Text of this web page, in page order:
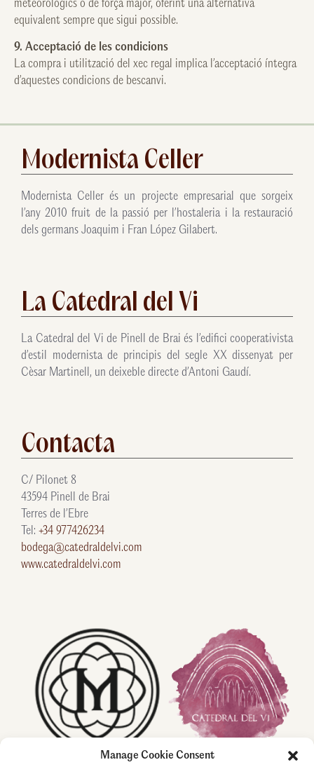
Manage Cookie Consent
meteorològics o de força major, oferint una alternativa
equivalent sempre que sigui possible.
9. Acceptació de les condicions
La compra i utilització del xec regal implica l’acceptació íntegra
d’aquestes condicions de bescanvi.
Modernista Celler
Modernista Celler és un projecte empresarial que sorgeix
l’any 2010 fruit de la passió per l’hostaleria i la restauració
dels germans Joaquim i Fran López Gilabert.
La Catedral del Vi
La Catedral del Vi de Pinell de Brai és l’edifici cooperativista
d’estil modernista de principis del segle XX dissenyat per
Cèsar Martinell, un deixeble directe d’Antoni Gaudí.
Contacta
C/ Pilonet 8
43594 Pinell de Brai
Terres de l’Ebre
Tel: +34 977426234
bodega@catedraldelvi.com
www.catedraldelvi.com